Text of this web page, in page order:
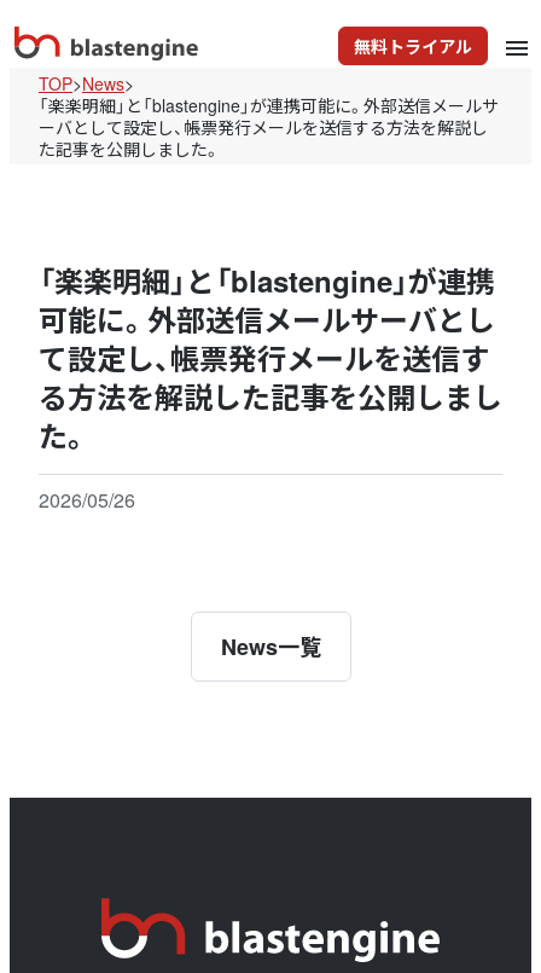
無料トライアル menu
TOP>News>
「楽楽明細」と「blastengine」が連携可能に。外部送信メールサ
ーバとして設定し、帳票発行メールを送信する方法を解説し
た記事を公開しました。
「楽楽明細」と「blastengine」が連携
可能に。外部送信メールサーバとし
て設定し、帳票発行メールを送信す
る方法を解説した記事を公開しまし
た。
2026/05/26
News一覧